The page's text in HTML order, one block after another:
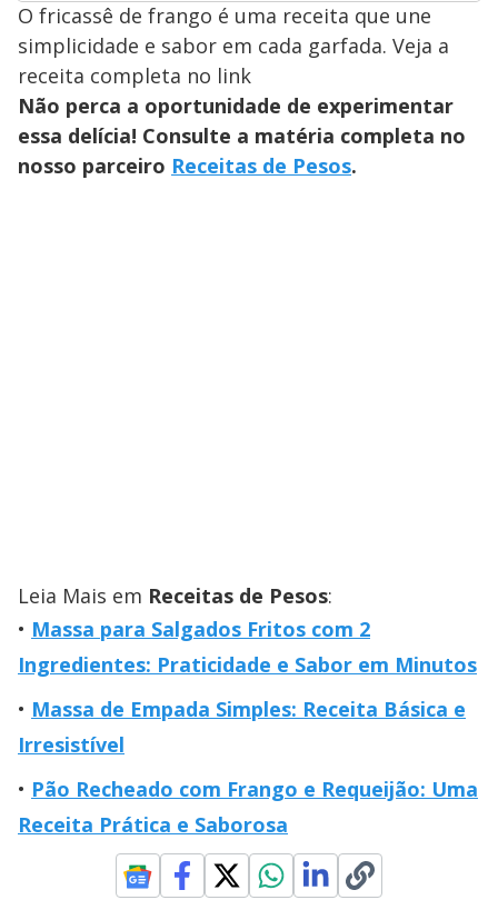
O fricassê de frango é uma receita que une
simplicidade e sabor em cada garfada. Veja a
receita completa no link
Não perca a oportunidade de experimentar
essa delícia! Consulte a matéria completa no
nosso parceiro Receitas de Pesos.
Leia Mais em Receitas de Pesos:
Massa para Salgados Fritos com 2
Ingredientes: Praticidade e Sabor em Minutos
Massa de Empada Simples: Receita Básica e
Irresistível
Pão Recheado com Frango e Requeijão: Uma
Receita Prática e Saborosa